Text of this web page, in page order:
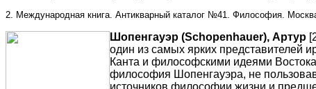
2. Международная книга. Антикварный каталог №41. Философия.
Шопенгауэр (Schopenhauer), Артур [22.02.1788, Данциг, ныне Гданьск, — 21.09.1860, Франкфурт-на-